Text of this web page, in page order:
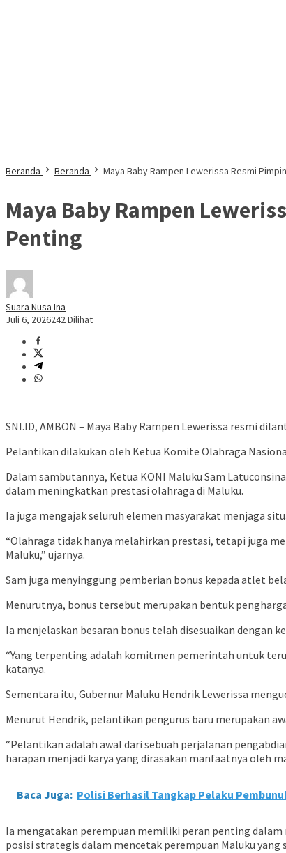
Beranda Beranda Maya Baby Rampen Lewerissa Resmi
Maya Baby Rampen
Penting
Suara Nusa Ina
Juli 6, 2026242 Dilihat
SNI.ID, AMBON – Maya Baby Rampen Lewerissa resmi
Pelantikan dilakukan oleh Ketua Komite Olahraga
Dalam sambutannya, Ketua KONI Maluku Sam
dalam meningkatkan prestasi olahraga di Maluku.
Ia juga mengajak seluruh elemen masyarakat menjaga
“Olahraga tidak hanya melahirkan prestasi, tetapi juga
Maluku,” ujarnya.
Sam juga menyinggung pemberian bonus kepada atlet
Menurutnya, bonus tersebut merupakan bentuk
Ia menjelaskan besaran bonus telah disesuaikan dengan
“Yang terpenting adalah komitmen pemerintah untuk
katanya.
Sementara itu, Gubernur Maluku Hendrik Lewerissa
Menurut Hendrik, pelantikan pengurus baru merupakan
“Pelantikan adalah awal dari sebuah perjalanan
harapan menjadi karya yang dirasakan manfaatnya oleh
Baca Juga: Polisi Berhasil Tangkap Pelaku
Ia mengatakan perempuan memiliki peran penting
posisi strategis dalam mencetak perempuan Maluku